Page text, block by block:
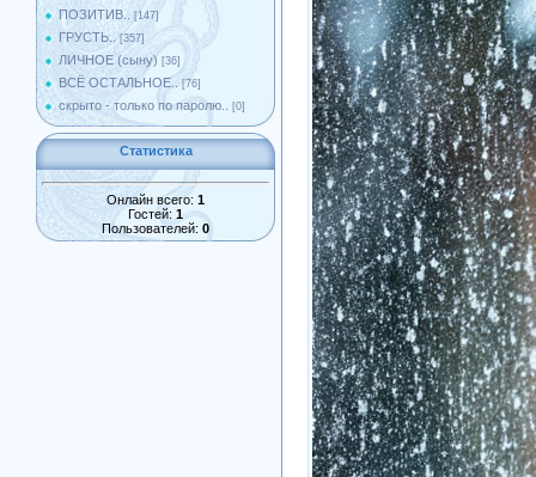
ПОЗИТИВ.. [147]
ГРУСТЬ.. [357]
ЛИЧНОЕ (сыну) [36]
ВСЁ ОСТАЛЬНОЕ.. [76]
скрыто - только по паролю.. [0]
Статистика
Онлайн всего: 1
Гостей: 1
Пользователей: 0